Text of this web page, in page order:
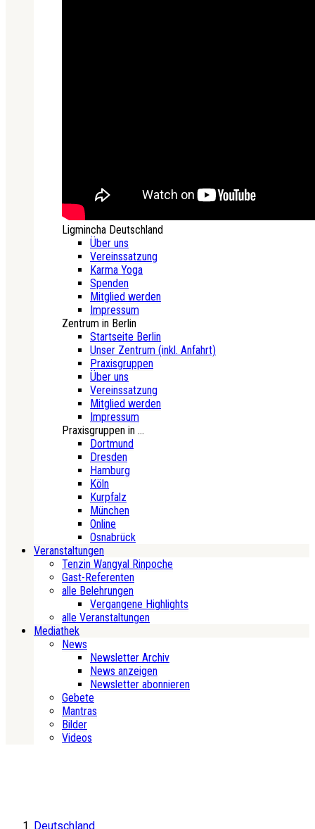
Ligmincha Deutschland
Über uns
Vereinssatzung
Karma Yoga
Spenden
Mitglied werden
Impressum
Zentrum in Berlin
Startseite Berlin
Unser Zentrum (inkl. Anfahrt)
Praxisgruppen
Über uns
Vereinssatzung
Mitglied werden
Impressum
Praxisgruppen in ...
Dortmund
Dresden
Hamburg
Köln
Kurpfalz
München
Online
Osnabrück
Veranstaltungen
Tenzin Wangyal Rinpoche
Gast-Referenten
alle Belehrungen
Vergangene Highlights
alle Veranstaltungen
Mediathek
News
Newsletter Archiv
News anzeigen
Newsletter abonnieren
Gebete
Mantras
Bilder
Videos
Deutschland